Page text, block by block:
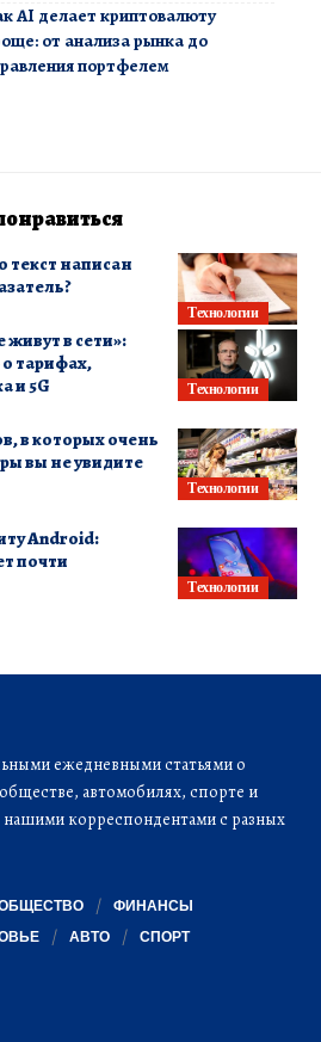
AI делает криптовалюту
от анализа рынка до
портфелем
Технологии
текст написан
Технологии
в сети»:
тарифах,
и 5G
Технологии
в которых очень
вы не увидите
Технологии
Android:
почти
ежедневными статьями о
автомобилях, спорте и
нашими корреспондентами с разных
ФИНАНСЫ
АВТО СПОРТ